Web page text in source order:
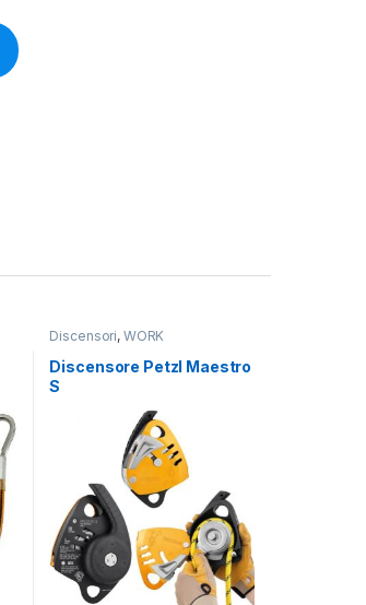
Discensori, WORK
Discensore Petzl Maestro
S